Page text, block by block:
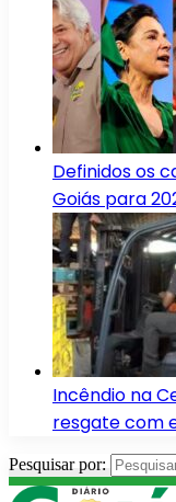
Definidos os
Goiás para
Incêndio na
resgate com
Pesquisar por: